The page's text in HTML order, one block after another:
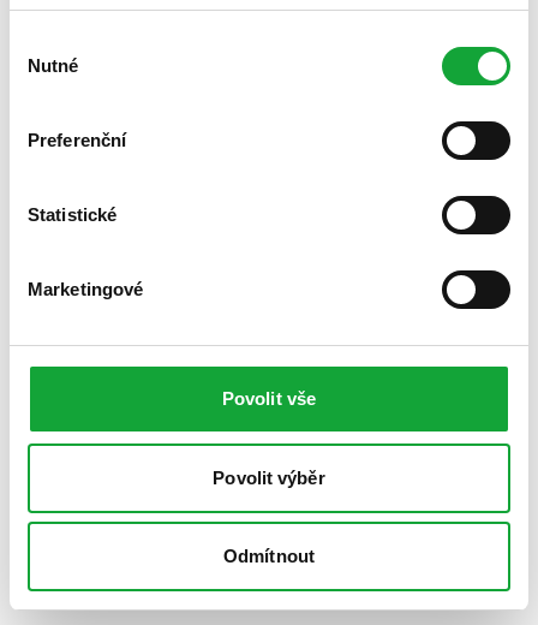
souhlasu
Nutné
Preferenční
Statistické
Marketingové
Povolit vše
Povolit výběr
Odmítnout